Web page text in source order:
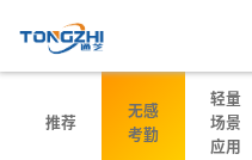
推荐
无感
考勤
轻量
场景
应用